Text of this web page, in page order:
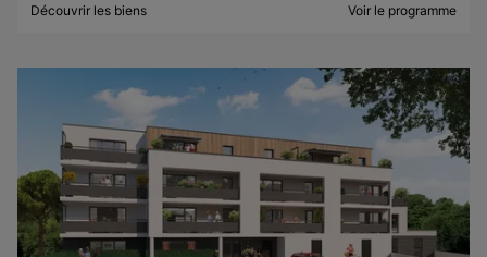
Découvrir les biens Voir le programme